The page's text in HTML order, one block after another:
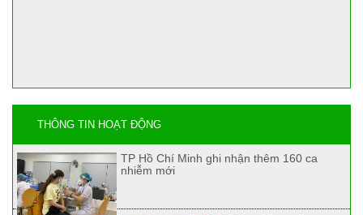
THÔNG TIN HOẠT ĐỘNG
TP Hồ Chí Minh ghi nhận thêm 160 ca
nhiễm mới